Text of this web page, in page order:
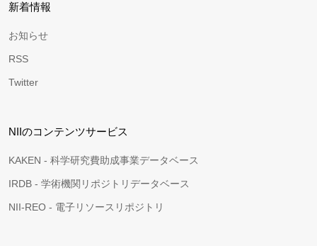
新着情報
お知らせ
RSS
Twitter
NIIのコンテンツサービス
KAKEN - 科学研究費助成事業データベース
IRDB - 学術機関リポジトリデータベース
NII-REO - 電子リソースリポジトリ